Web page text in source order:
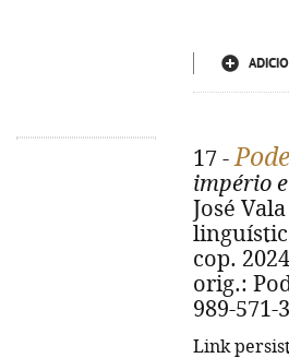
17 -
império
José
cop.
orig.:
989-571-
Link